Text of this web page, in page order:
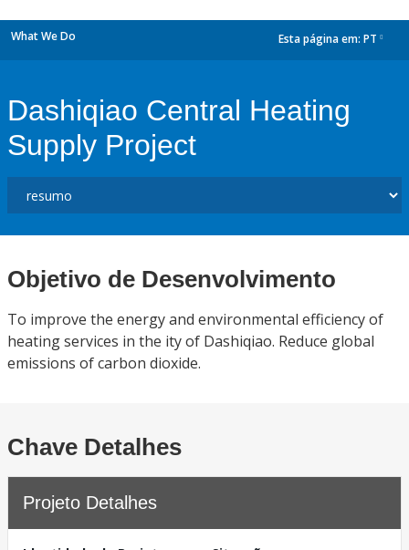
What We Do Esta página em: PT
Dashiqiao Central Heating
Supply Project
Objetivo de Desenvolvimento
To improve the energy and environmental efficiency of
heating services in the ity of Dashiqiao. Reduce global
emissions of carbon dioxide.
Chave Detalhes
Projeto Detalhes